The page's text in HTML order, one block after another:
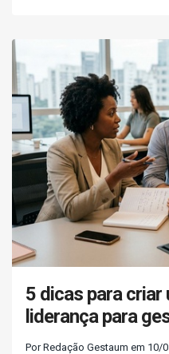
5 dicas para
liderança para
Por Redação Gestaum em 10/